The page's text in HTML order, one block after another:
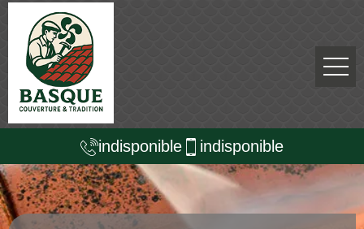
indisponible indisponible